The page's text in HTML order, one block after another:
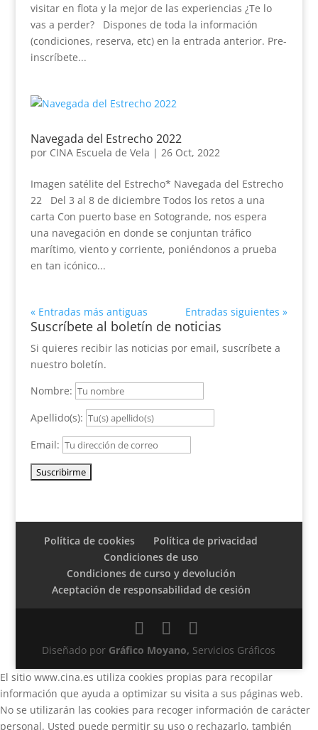
visitar en flota y la mejor de las experiencias ¿Te lo
vas a perder? Dispones de toda la información
(condiciones, reserva, etc) en la entrada anterior. Pre-
inscríbete...
Navegada del Estrecho 2022
por CINA Escuela de Vela | 26 Oct, 2022
Imagen satélite del Estrecho* Navegada del Estrecho
22 Del 3 al 8 de diciembre Todos los retos a una
carta Con puerto base en Sotogrande, nos espera
una navegación en donde se conjuntan tráfico
marítimo, viento y corriente, poniéndonos a prueba
en tan icónico...
« Entradas más antiguas Entradas siguientes »
Suscríbete al boletín de noticias
Si quieres recibir las noticias por email, suscríbete a
nuestro boletín.
Nombre:
Apellido(s):
Email:
Política de cookies
Política de privacidad
Condiciones de uso
Condiciones de curso y devolución
Aceptación de responsabilidad de cesión
Diseñado por Gráfico Moyano, Servicios Gráficos
El sitio www.cina.es utiliza cookies propias para recopilar
información que ayuda a optimizar su visita a sus páginas web.
No se utilizarán las cookies para recoger información de carácter
personal. Usted puede permitir su uso o rechazarlo, también